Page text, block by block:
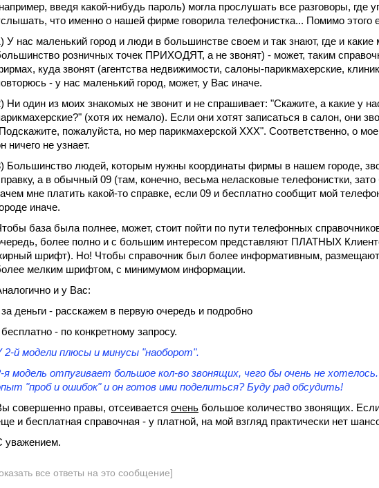
введя какой-нибудь пароль) могла прослушать все разговоры, где
что именно о нашей фирме говорила телефонистка... Помимо этого
У нас маленький город и люди в большинстве своем и так знают, где и какие
розничных точек ПРИХОДЯТ, а не звонят) - может, таким
куда звонят (агентства недвижимости, салоны-парикмахерские,
- у нас маленький город, может, у Вас иначе.
Ни один из моих знакомых не звонит и не спрашивает: "Скажите, а какие у
(хотя их немало). Если они хотят записаться в салон, они
пожалуйста, но мер парикмахерской ХХХ". Соответственно, о
ничего не узнает.
Большинство людей, которым нужны координаты фирмы в нашем городе,
а в обычный 09 (там, конечно, весьма неласковые телефонистки,
мне платить какой-то справке, если 09 и бесплатно сообщит мой
иначе.
база была полнее, может, стоит пойти по пути телефонных
более полно и с большим интересом представляют ПЛАТНЫХ
шрифт). Но! Чтобы справочник был более информативным,
мелким шрифтом, с минимумом информации.
и у Вас:
деньги - расскажем в первую очередь и подробно
- по конкретному запросу.
2-й модели плюсы и минусы "наоборот".
я модель отпугивает большое кол-во звонящих, чего бы очень не
"проб и ошибок" и он готов ими поделиться? Буду рад обсудить!
совершенно правы, отсеивается очень большое количество звонящих.
и бесплатная справочная - у платной, на мой взгляд практически нет
уважением.
все ответы на это сообщение]